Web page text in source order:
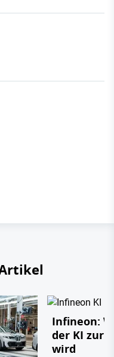
Infineon:
der KI zur
wird